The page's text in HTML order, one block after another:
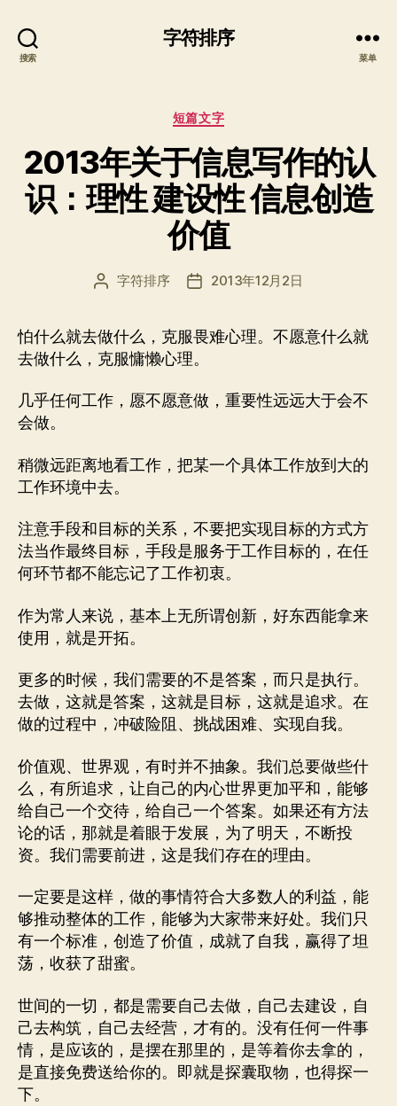
搜索
字符排序
菜单
分
短篇文字
2013年关于信息写作的认
识：理性 建设性 信息创造
价值
文
者
字符排序
发
期
2013年12月2日
怕什么就去做什么，克服畏难心理。不愿意什么就
去做什么，克服慵懒心理。
几乎任何工作，愿不愿意做，重要性远远大于会不
会做。
稍微远距离地看工作，把某一个具体工作放到大的
工作环境中去。
注意手段和目标的关系，不要把实现目标的方式方
法当作最终目标，手段是服务于工作目标的，在任
何环节都不能忘记了工作初衷。
作为常人来说，基本上无所谓创新，好东西能拿来
使用，就是开拓。
更多的时候，我们需要的不是答案，而只是执行。
去做，这就是答案，这就是目标，这就是追求。在
做的过程中，冲破险阻、挑战困难、实现自我。
价值观、世界观，有时并不抽象。我们总要做些什
么，有所追求，让自己的内心世界更加平和，能够
给自己一个交待，给自己一个答案。如果还有方法
论的话，那就是着眼于发展，为了明天，不断投
资。我们需要前进，这是我们存在的理由。
一定要是这样，做的事情符合大多数人的利益，能
够推动整体的工作，能够为大家带来好处。我们只
有一个标准，创造了价值，成就了自我，赢得了坦
荡，收获了甜蜜。
世间的一切，都是需要自己去做，自己去建设，自
己去构筑，自己去经营，才有的。没有任何一件事
情，是应该的，是摆在那里的，是等着你去拿的，
是直接免费送给你的。即就是探囊取物，也得探一
下。